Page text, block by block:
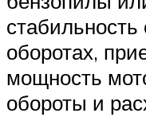
оборотах,
мощность
обороты и